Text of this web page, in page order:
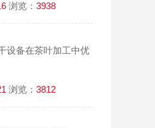
浏览： 3938
设备在茶叶加工中优
浏览： 3812